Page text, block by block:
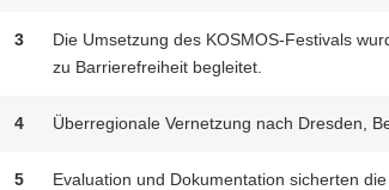
3
Die Umsetzung des KOSMOS-Festivals
zu Barrierefreiheit begleitet.
4 Überregionale Vernetzung nach Dresden,
5 Evaluation und Dokumentation sicherten die